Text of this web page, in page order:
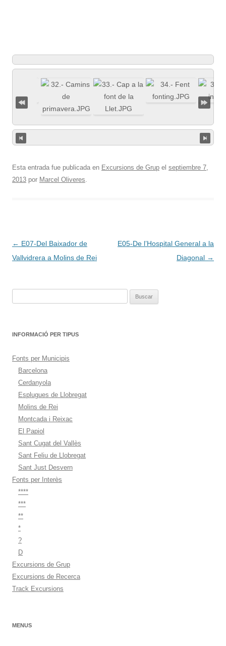
Esta entrada fue publicada en Excursions de Grup el septiembre 7,
2013 por Marcel Oliveres.
Navegación
de
← E07-Del Baixador de
Vallvidrera a Molins de Rei
E05-De l’Hospital General a la
Diagonal →
INFORMACIÓ PER TIPUS
Fonts per Municipis
Barcelona
Cerdanyola
Esplugues de Llobregat
Molins de Rei
Montcada i Reixac
El Papiol
Sant Cugat del Vallès
Sant Feliu de Llobregat
Sant Just Desvern
Fonts per Interès
****
***
**
*
?
D
Excursions de Grup
Excursions de Recerca
Track Excursions
MENUS